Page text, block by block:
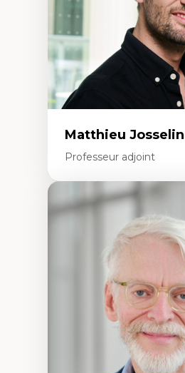
Matthieu Josselin
Professeur adjoint
Expertises
Ethnographie critique
d’apprentissage des
Approche
compétences
interculturelles
Didactique des langues
compétence
Andragogie
Méthodologies de